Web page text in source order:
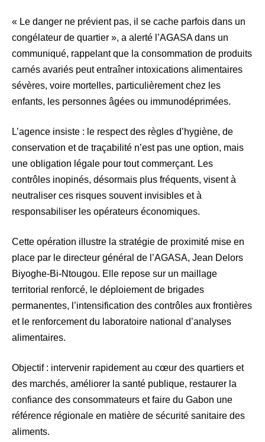
« Le danger ne prévient pas, il se cache parfois dans un
congélateur de quartier », a alerté l’AGASA dans un
communiqué, rappelant que la consommation de produits
carnés avariés peut entraîner intoxications alimentaires
sévères, voire mortelles, particulièrement chez les
enfants, les personnes âgées ou immunodéprimées.
L’agence insiste : le respect des règles d’hygiène, de
conservation et de traçabilité n’est pas une option, mais
une obligation légale pour tout commerçant. Les
contrôles inopinés, désormais plus fréquents, visent à
neutraliser ces risques souvent invisibles et à
responsabiliser les opérateurs économiques.
Cette opération illustre la stratégie de proximité mise en
place par le directeur général de l’AGASA, Jean Delors
Biyoghe-Bi-Ntougou. Elle repose sur un maillage
territorial renforcé, le déploiement de brigades
permanentes, l’intensification des contrôles aux frontières
et le renforcement du laboratoire national d’analyses
alimentaires.
Objectif : intervenir rapidement au cœur des quartiers et
des marchés, améliorer la santé publique, restaurer la
confiance des consommateurs et faire du Gabon une
référence régionale en matière de sécurité sanitaire des
aliments.